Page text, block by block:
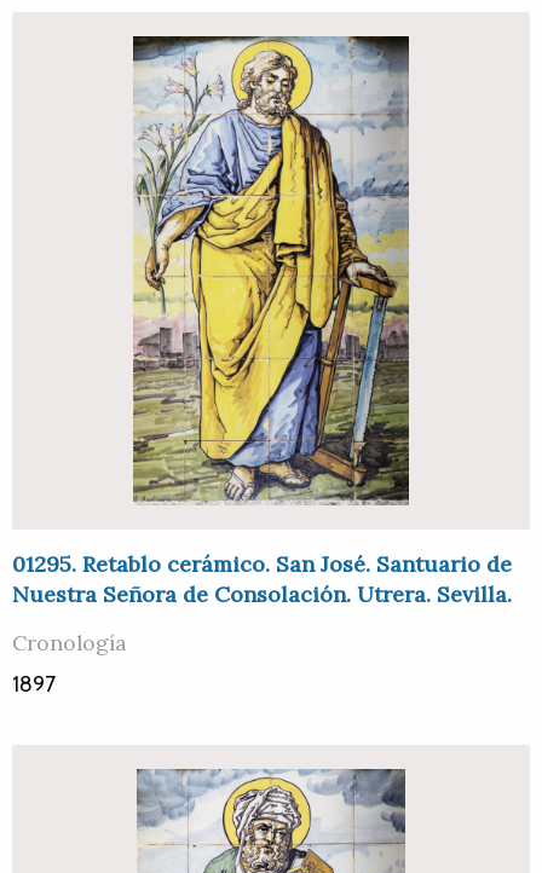
01295. Retablo cerámico. San José. Santuario de
Nuestra Señora de Consolación. Utrera. Sevilla.
Cronología
1897